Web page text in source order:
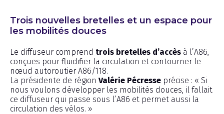
Trois nouvelles bretelles et un espace pour
les mobilités douces
Le diffuseur comprend trois bretelles d’accès à l’A86,
conçues pour fluidifier la circulation et contourner le
nœud autoroutier A86/118.
La présidente de région Valérie Pécresse précise : « Si
nous voulons développer les mobilités douces, il fallait
ce diffuseur qui passe sous l’A86 et permet aussi la
circulation des vélos. »